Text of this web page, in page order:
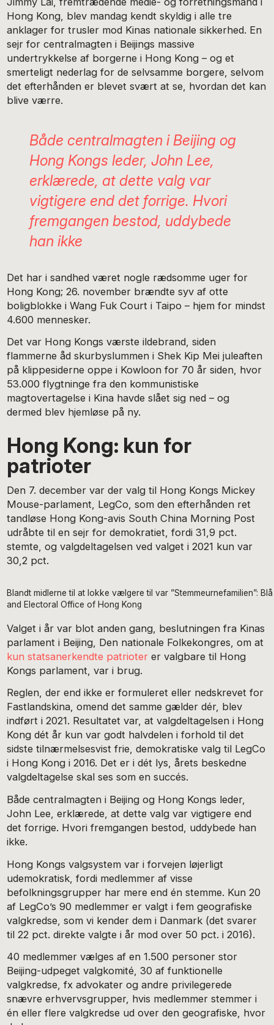
Hong Kong, blev mandag kendt skyldig i alle tre
anklager for trusler mod Kinas nationale sikkerhed. En
sejr for centralmagten i Beijings massive
undertrykkelse af borgerne i Hong Kong – og et
smerteligt nederlag for de selvsamme borgere, selvom
det efterhånden er blevet svært at se, hvordan det kan
blive værre.
Både centralmagten i Beijing og
Hong Kongs leder, John Lee,
erklærede, at dette valg var
vigtigere end det forrige. Hvori
fremgangen bestod, uddybede
han ikke
Det har i sandhed været nogle rædsomme uger for
Hong Kong; 26. november brændte syv af otte
boligblokke i Wang Fuk Court i Taipo – hjem for mindst
4.600 mennesker.
Det var Hong Kongs værste ildebrand, siden
flammerne åd skurbyslummen i Shek Kip Mei juleaften
på klippesiderne oppe i Kowloon for 70 år siden, hvor
53.000 flygtninge fra den kommunistiske
magtovertagelse i Kina havde slået sig ned – og
dermed blev hjemløse på ny.
Hong Kong: kun for
patrioter
Den 7. december var der valg til Hong Kongs Mickey
Mouse-parlament, LegCo, som den efterhånden ret
tandløse Hong Kong-avis South China Morning Post
udråbte til en sejr for demokratiet, fordi 31,9 pct.
stemte, og valgdeltagelsen ved valget i 2021 kun var
30,2 pct.
Blandt midlerne til at lokke vælgere til var ”Stemmeurnefamilien”:
and Electoral Office of Hong Kong
Valget i år var blot anden gang, beslutningen fra Kinas
parlament i Beijing, Den nationale Folkekongres, om at
kun statsanerkendte patrioter er valgbare til Hong
Kongs parlament, var i brug.
Reglen, der end ikke er formuleret eller nedskrevet for
Fastlandskina, omend det samme gælder dér, blev
indført i 2021. Resultatet var, at valgdeltagelsen i Hong
Kong dét år kun var godt halvdelen i forhold til det
sidste tilnærmelsesvist frie, demokratiske valg til LegCo
i Hong Kong i 2016. Det er i dét lys, årets beskedne
valgdeltagelse skal ses som en succés.
Både centralmagten i Beijing og Hong Kongs leder,
John Lee, erklærede, at dette valg var vigtigere end
det forrige. Hvori fremgangen bestod, uddybede han
ikke.
Hong Kongs valgsystem var i forvejen løjerligt
udemokratisk, fordi medlemmer af visse
befolkningsgrupper har mere end én stemme. Kun 20
af LegCo’s 90 medlemmer er valgt i fem geografiske
valgkredse, som vi kender dem i Danmark (det svarer
til 22 pct. direkte valgte i år mod over 50 pct. i 2016).
40 medlemmer vælges af en 1.500 personer stor
Beijing-udpeget valgkomité, 30 af funktionelle
valgkredse, fx advokater og andre privilegerede
snævre erhvervsgrupper, hvis medlemmer stemmer i
én eller flere valgkredse ud over den geografiske, hvor